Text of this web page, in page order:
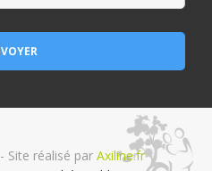
- Site réalisé par Axiline.fr